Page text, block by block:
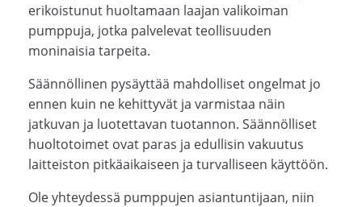
erikoistunut huoltamaan laajan valikoiman
pumppuja, jotka palvelevat teollisuuden
moninaisia tarpeita.
Säännöllinen pysäyttää mahdolliset ongelmat jo
ennen kuin ne kehittyvät ja varmistaa näin
jatkuvan ja luotettavan tuotannon. Säännölliset
huoltotoimet ovat paras ja edullisin vakuutus
laitteiston pitkäaikaiseen ja turvalliseen käyttöön.
Ole yhteydessä pumppujen asiantuntijaan, niin